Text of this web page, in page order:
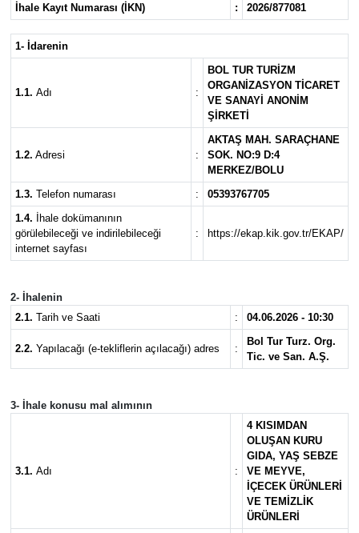
İhale Kayıt Numarası (İKN)
: 2026/877081
1- İdarenin
1.1. Adı :
BOL TUR TURİZM
ORGANİZASYON TİCARET
VE SANAYİ ANONİM
ŞİRKETİ
1.2. Adresi :
AKTAŞ MAH. SARAÇHANE
SOK. NO:9 D:4
MERKEZ/BOLU
1.3. Telefon numarası :
05393767705
1.4. İhale dokümanının
görülebileceği ve indirilebileceği
internet sayfası
: https://ekap.kik.gov.tr/EKAP/
2- İhalenin
2.1. Tarih ve Saati : 04.06.2026 - 10:30
2.2. Yapılacağı (e-tekliflerin açılacağı) adres :
Bol Tur Turz. Org.
Tic. ve San. A.Ş.
3- İhale konusu mal alımının
3.1. Adı :
4 KISIMDAN
OLUŞAN KURU
GIDA, YAŞ SEBZE
VE MEYVE,
İÇECEK ÜRÜNLERİ
VE TEMİZLİK
ÜRÜNLERİ